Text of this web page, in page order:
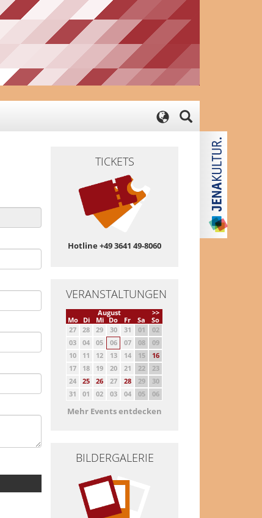
TICKETS
Hotline +49 3641 49-8060
VERANSTALTUNGEN
>>
August
Mo
Di Mi Do Fr Sa
So
27
28 29 30 31 01
02
03
04 05 06 07 08
09
10
11 12 13 14 15
16
17
18 19 20 21 22
23
24
25 26 27 28 29
30
31
01 02 03 04 05 06
Mehr Events entdecken
BILDERGALERIE